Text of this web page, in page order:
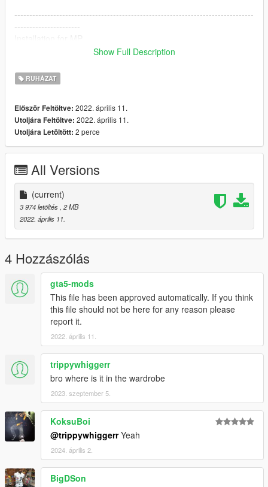
--------------------------------------------------------------------------------
----------------------
mp-m-freemode-01_p
------------------------------------------------- ------------------------------
DISCORD: https://discord.gg/s8M7Bk8pj9
Show Full Description
RUHÁZAT
Először Feltöltve: 2022. április 11.
Utoljára Feltöltve: 2022. április 11.
Utoljára Letöltött: 2 perce
All Versions
(current)
3 974 letöltés , 2 MB
2022. április 11.
4 Hozzászólás
gta5-mods
This file has been approved automatically. If you think
this file should not be here for any reason please
report it.
2022. április 11.
trippywhiggerr
bro where is it in the wardrobe
2023. szeptember 5.
KoksuBoi
@trippywhiggerrYeah
2024. április 2.
BigDSon